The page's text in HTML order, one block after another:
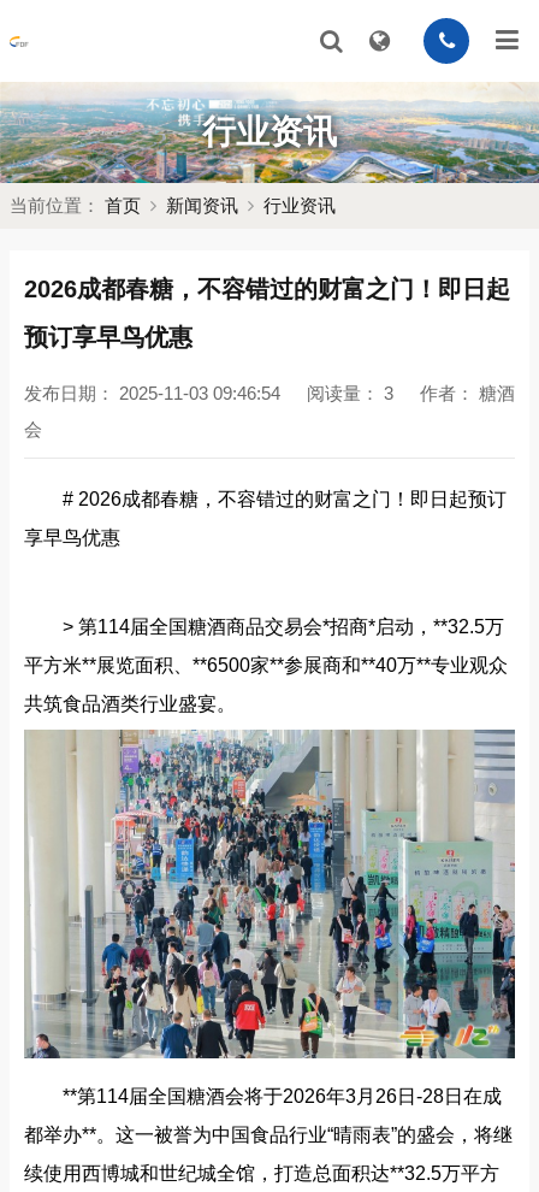
行业资讯
当前位置： 首页 新闻资讯 行业资讯
2026成都春糖，不容错过的财富之门！即日起
预订享早鸟优惠
发布日期： 2025-11-03 09:46:54 阅读量： 3 作者： 糖酒
会
# 2026成都春糖，不容错过的财富之门！即日起预订
享早鸟优惠
> 第114届全国糖酒商品交易会*招商*启动，**32.5万
平方米**展览面积、**6500家**参展商和**40万**专业观众
共筑食品酒类行业盛宴。
**第114届全国糖酒会将于2026年3月26日-28日在成
都举办**。这一被誉为中国食品行业“晴雨表”的盛会，将继
续使用西博城和世纪城全馆，打造总面积达**32.5万平方